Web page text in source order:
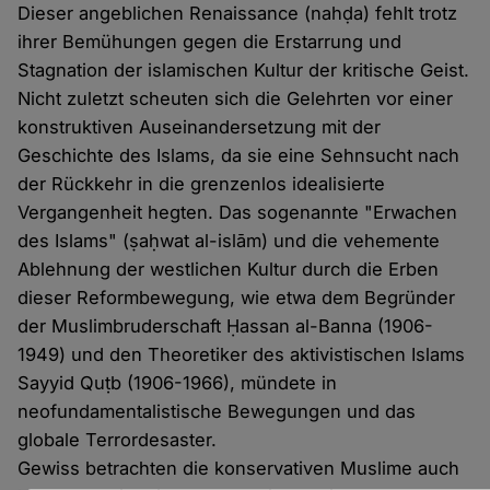
Dieser angeblichen Renaissance (nahḍa) fehlt trotz
ihrer Bemühungen gegen die Erstarrung und
Stagnation der islamischen Kultur der kritische Geist.
Nicht zuletzt scheuten sich die Gelehrten vor einer
konstruktiven Auseinandersetzung mit der
Geschichte des Islams, da sie eine Sehnsucht nach
der Rückkehr in die grenzenlos idealisierte
Vergangenheit hegten. Das sogenannte "Erwachen
des Islams" (ṣaḥwat al-islām) und die vehemente
Ablehnung der westlichen Kultur durch die Erben
dieser Reformbewegung, wie etwa dem Begründer
der Muslimbruderschaft Ḥassan al-Banna (1906-
1949) und den Theoretiker des aktivistischen Islams
Sayyid Quṭb (1906-1966), mündete in
neofundamentalistische Bewegungen und das
globale Terrordesaster.
Gewiss betrachten die konservativen Muslime auch